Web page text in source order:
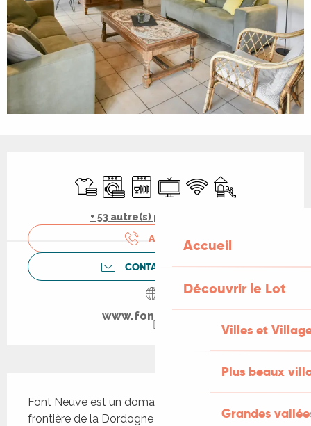
Accueil
Découvrir le Lot
Villes et
Plus beaux
Grandes
Draps et linge
Lave lingeLave vaisselle
Télévision
WiFi Jeux pour enfants
+ 53 autre(s) prestation(s)
APPELER
CONTACTEZ-NOUS
www.fontneuve.nl
Font Neuve est un domaine de 10 hectares à la
frontière de la Dordogne et du Lot, un lieu intime